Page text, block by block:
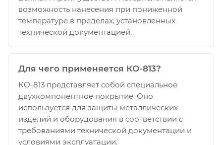
возможность нанесения при пониженной
температуре в пределах, установленных
технической документацией.
Для чего применяется КО-813?
КО-813 представляет собой специальное
двухкомпонентное покрытие. Оно
используется для защиты металлических
изделий и оборудования в соответствии с
требованиями технической документации и
условиями эксплуатации.